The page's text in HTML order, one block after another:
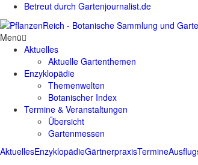
Betreut durch Gartenjournalist.de
AktuellesEnzyklopädieGärtnerpraxisTermine
Menü
Aktuelles
Aktuelle Gartenthemen
Enzyklopädie
Themenwelten
Botanischer Index
Termine & Veranstaltungen
Übersicht
Gartenmessen